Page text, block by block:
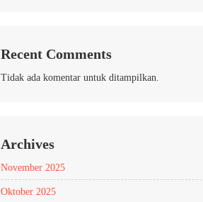
Recent Comments
Tidak ada komentar untuk ditampilkan.
Archives
November 2025
Oktober 2025